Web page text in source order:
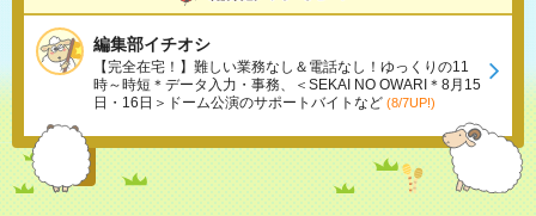
編集部イチオシ
【完全在宅！】難しい業務なし＆電話なし！ゆっくりの11
時～時短＊データ入力・事務、＜SEKAI NO OWARI＊8月15
日・16日＞ドーム公演のサポートバイトなど (8/7UP!)